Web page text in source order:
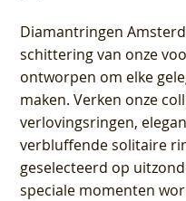
Diamantringen
schittering van onze
ontworpen om elke
maken. Verken onze
verlovingsringen,
verbluffende solitaire
geselecteerd op
speciale momenten